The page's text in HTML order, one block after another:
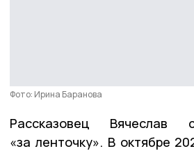
Фото: Ирина Баранова
Рассказовец Вячеслав
«за ленточку». В октябре